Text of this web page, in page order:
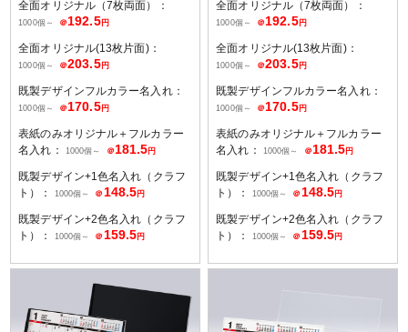
全面オリジナル（7枚両面）：
1000個～ ＠ 192.5円
全面オリジナル(13枚片面)：
1000個～ ＠203.5円
既製デザインフルカラー名入れ：
1000個～ ＠ 170.5円
表紙のみオリジナル＋フルカラー
名入れ：
1000個～ ＠ 181.5 円
既製デザイン+1色名入れ（クラフ
ト）：
1000個～ ＠ 148.5 円
既製デザイン+2色名入れ（クラフ
ト）：
1000個～ ＠ 159.5 円
全面オリジナル（7枚両面）：
1000個～ ＠ 192.5円
全面オリジナル(13枚片面)：
1000個～ ＠203.5円
既製デザインフルカラー名入れ：
1000個～ ＠ 170.5円
表紙のみオリジナル＋フルカラー
名入れ：
1000個～ ＠ 181.5 円
既製デザイン+1色名入れ（クラフ
ト）：
1000個～ ＠ 148.5 円
既製デザイン+2色名入れ（クラフ
ト）：
1000個～ ＠ 159.5 円